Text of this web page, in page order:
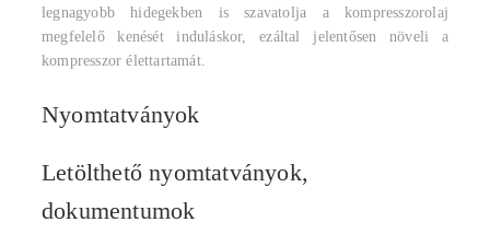
legnagyobb hidegekben is szavatolja a kompresszorolaj
megfelelő kenését induláskor, ezáltal jelentősen növeli a
kompresszor élettartamát.
Nyomtatványok
Letölthető nyomtatványok,
dokumentumok